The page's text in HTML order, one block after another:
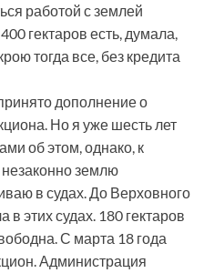
работой с землей
гектаров есть, думала,
тогда все, без кредита
дополнение о
Но я уже шесть лет
об этом, однако, к
землю
в судах. До Верховного
этих судах. 180 гектаров
С марта 18 года
Администрация